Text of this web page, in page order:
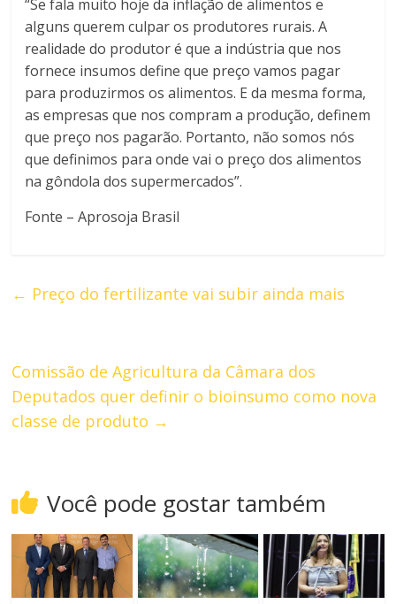
“Se fala muito hoje da inflação de alimentos e
alguns querem culpar os produtores rurais. A
realidade do produtor é que a indústria que nos
fornece insumos define que preço vamos pagar
para produzirmos os alimentos. E da mesma forma,
as empresas que nos compram a produção, definem
que preço nos pagarão. Portanto, não somos nós
que definimos para onde vai o preço dos alimentos
na gôndola dos supermercados”.
Fonte – Aprosoja Brasil
← Preço do fertilizante vai subir ainda mais
Comissão de Agricultura da Câmara dos
Deputados quer definir o bioinsumo como nova
classe de produto →
Você pode gostar também